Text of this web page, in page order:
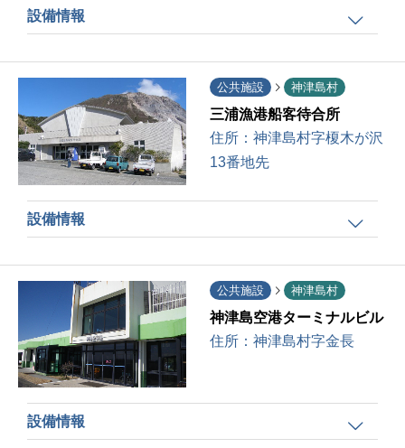
設備情報
公共施設 神津島村
三浦漁港船客待合所
住所： 神津島村字榎木が沢
13番地先
設備情報
公共施設 神津島村
神津島空港ターミナルビル
住所： 神津島村字金長
設備情報